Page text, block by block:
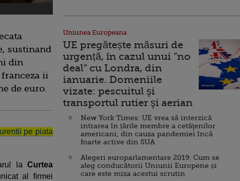
sustinand
din
ii
de euro.
pe piata
la Curtea
al firmei
Uniunea Europeana
UE pregătește măsuri de
urgență, în cazul unui ”no
deal” cu Londra, din
ianuarie. Domeniile
vizate: pescuitul şi
transportul rutier şi aerian
New York Times: UE vrea să interzică
intrarea în țările membre a cetăţenilor
americani, din cauza pandemiei încă
foarte active din SUA
Alegeri europarlamentare 2019: Cum se
aleg conducătorii Uniunii Europene și
care este miza acestui scrutin